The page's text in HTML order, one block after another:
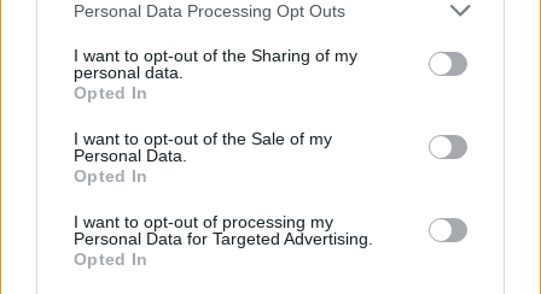
negar su consentimiento. Tenga en cuenta que algún
de su consentimiento, pero usted tiene el derecho de
rechazar tal procesamiento. Sus preferencias se aplicarán
cualquier momento entrando de nuevo en este sitio web o
visitando nuestra política de privacidad.
Personal Data Processing Opt Outs
I want to opt-out of the Sharing of my
personal data.
Opted In
I want to opt-out of the Sale of my
Personal Data.
Opted In
I want to opt-out of processing my
Personal Data for Targeted Advertising.
Opted In